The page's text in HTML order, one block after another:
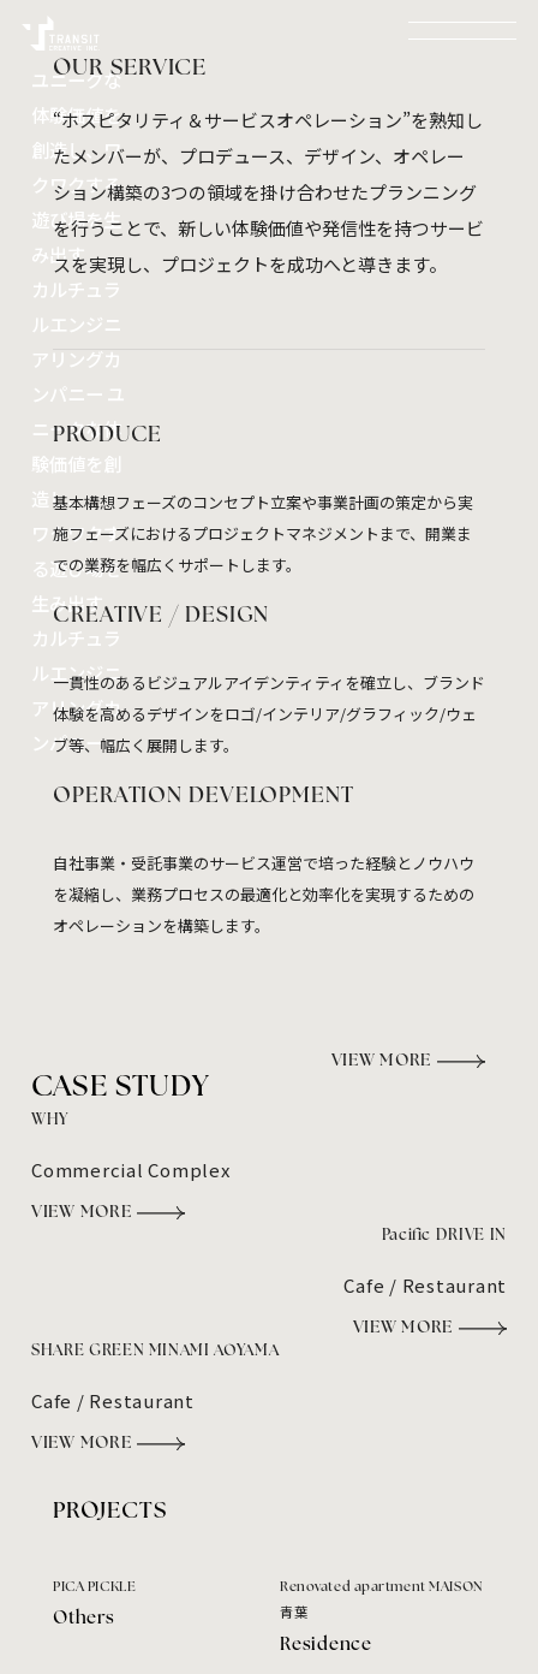
RECRUIT
SITE POLICY
NEWSLETTER :
TRANSIT CREATIVE MAIL MAGAZINE
FacebookInstagram
Commercial
Complex
ユニークな
体験価値を
創造し、ワ
クワクする
遊び場を生
み出す
カルチュラ
ルエンジニ
アリングカ
ンパニー ユ
ニークな体
験価値を創
造し、
ワクワクす
る遊び場を
生み出す
カルチュラ
ルエンジニ
アリングカ
ンパニー
OUR SERVICE
“ホスピタリティ＆サービスオペレーション”を熟知し
たメンバーが、プロデュース、デザイン、オペレー
ション構築の3つの領域を掛け合わせたプランニング
を行うことで、新しい体験価値や発信性を持つサービ
スを実現し、プロジェクトを成功へと導きます。
PRODUCE
基本構想フェーズのコンセプト立案や事業計画の策定から実
施フェーズにおけるプロジェクトマネジメントまで、開業ま
での業務を幅広くサポートします。
CREATIVE / DESIGN
一貫性のあるビジュアルアイデンティティを確立し、ブランド
体験を高めるデザインをロゴ/インテリア/グラフィック/ウェ
ブ等、幅広く展開します。
OPERATION DEVELOPMENT
自社事業・受託事業のサービス運営で培った経験とノウハウ
を凝縮し、業務プロセスの最適化と効率化を実現するための
オペレーションを構築します。
VIEW MORE
CASE STUDY
WHY
Commercial Complex
VIEW MORE
Pacific DRIVE IN
Cafe / Restaurant
VIEW MORE
SHARE GREEN MINAMI AOYAMA
Cafe / Restaurant
VIEW MORE
PROJECTS
PICA PICKLE
Others
Renovated apartment MAISON
青葉
Residence